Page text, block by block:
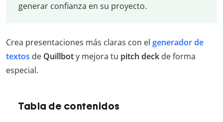
generar confianza en su proyecto.
Crea presentaciones más claras con el generador de
textos de Quillboty mejora tu pitch deck de forma
especial.
Tabla de contenidos